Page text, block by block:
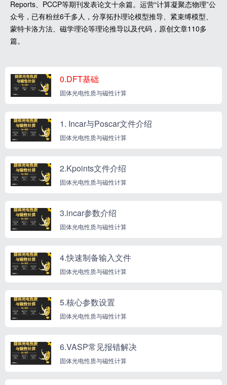
Reports、PCCP等期刊发表论文十余篇。运营“计算凝聚态物理”公
众号，已有粉丝6千多人，分享拓扑理论模型推导、紧束缚模型、
蒙特卡洛方法、磁学理论等理论推导以及代码，原创文章110多
篇。
0.DFT基础
固体光电性质与磁性计算
1. Incar与Poscar文件介绍
固体光电性质与磁性计算
2.Kpoints文件介绍
固体光电性质与磁性计算
3.incar参数介绍
固体光电性质与磁性计算
4.快速制备输入文件
固体光电性质与磁性计算
5.核心参数设置
固体光电性质与磁性计算
6.VASP常见报错解决
固体光电性质与磁性计算